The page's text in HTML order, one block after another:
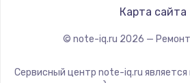
LG
Thunderobot
Карта сайта
© note-iq.ru 2026 —
Сервисный центр note-iq.ru